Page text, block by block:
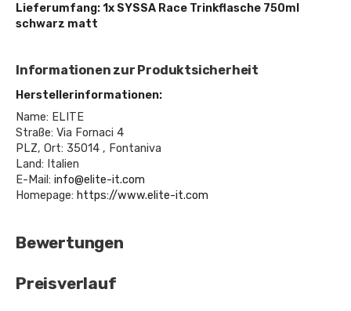
Lieferumfang: 1x SYSSA Race Trinkflasche 750ml
schwarz matt
Informationen zur Produktsicherheit
Herstellerinformationen:
Name: ELITE
Straße: Via Fornaci 4
PLZ, Ort: 35014 , Fontaniva
Land: Italien
E-Mail: info@elite-it.com
Homepage: https://www.elite-it.com
Bewertungen
Preisverlauf